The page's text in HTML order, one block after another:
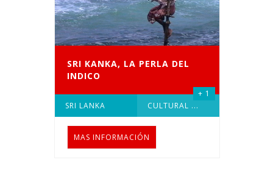
SRI KANKA, LA PERLA DEL
INDICO
SRI LANKA CULTURAL ...
+ 1
MAS INFORMACIÓN